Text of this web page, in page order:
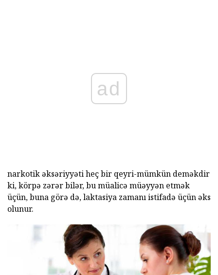
ad
narkotik əksəriyyəti heç bir qeyri-mümkün deməkdir
ki, körpə zərər bilər, bu müalicə müəyyən etmək
üçün, buna görə də, laktasiya zamanı istifadə üçün əks
olunur.